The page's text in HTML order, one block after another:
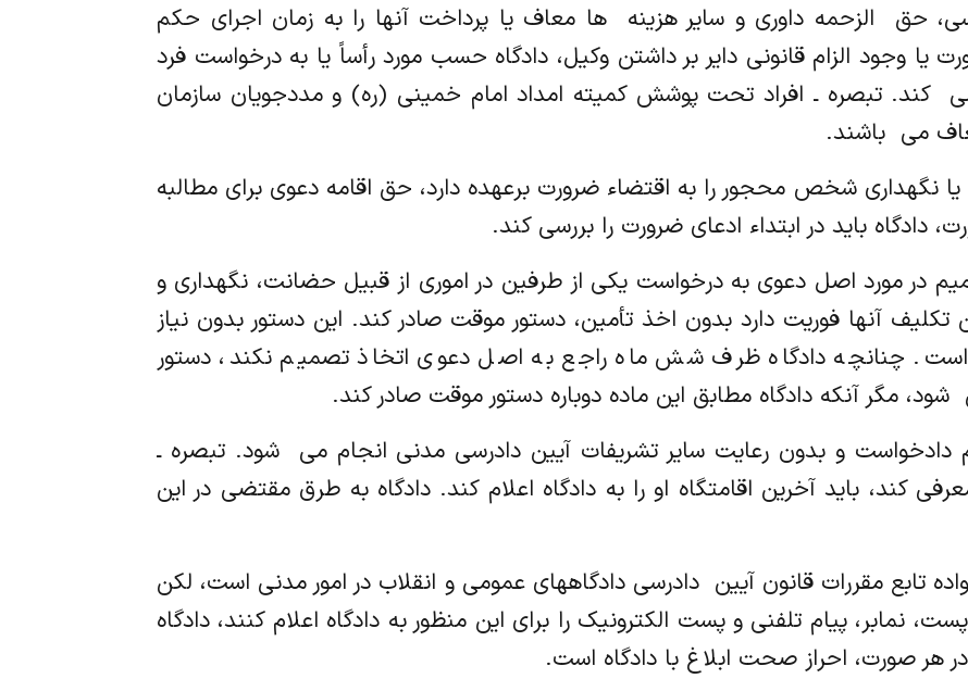
حق ‌ الزحمه داوری و سایر هزینه ‌ ها معاف یا پرداخت آنها را به زمان اجرای حکم
وجود الزام قانونی دایر بر داشتن وکیل، دادگاه حسب مورد رأساً یا به درخواست فرد
کند. تبصره ـ افراد تحت پوشش کمیته امداد امام خمینی (ره) و مددجویان سازمان
می ‌ باشند.
یا نگهداری شخص محجور را به اقتضاء ضرورت برعهده دارد، حق اقامه دعوی برای مطالبه
دادگاه باید در ابتداء ادعای ضرورت را بررسی کند.
تصمیم در مورد اصل دعوی به درخواست یکی از طرفین در اموری از قبیل حضانت، نگهداری و
آنها فوریت دارد بدون اخذ تأمین، دستور موقت صادر کند. این دستور بدون نیاز
است. چنانچه دادگاه ظرف شش ماه راجع به اصل دعوی اتخاذ تصمیم نکند، دستور
مگر آنکه دادگاه مطابق این ماده دوباره دستور موقت صادر کند.
تقدیم دادخواست و بدون رعایت سایر تشریفات آیین دادرسی مدنی انجام می ‌ شود. تبصره ـ
کند، باید آخرین اقامتگاه او را به دادگاه اعلام کند. دادگاه به طرق مقتضی در این
خانواده تابع مقررات قانون آیین ‌ دادرسی دادگاههای عمومی و انقلاب در امور مدنی است، لکن
پیام تلفنی و پست الکترونیک را برای این منظور به دادگاه اعلام کنند، دادگاه
هر صورت، احراز صحت ابلاغ با دادگاه است.